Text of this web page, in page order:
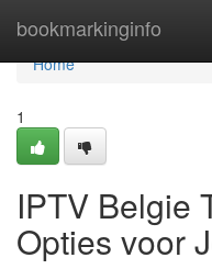
bookmarkinginfo
Home
Home
1
IPTV Belgie
Opties voor